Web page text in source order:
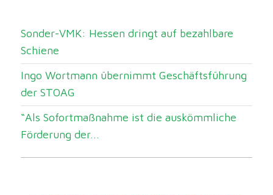
Sonder-VMK: Hessen dringt auf bezahlbare
Schiene
Ingo Wortmann übernimmt Geschäftsführung
der STOAG
“Als Sofortmaßnahme ist die auskömmliche
Förderung der...